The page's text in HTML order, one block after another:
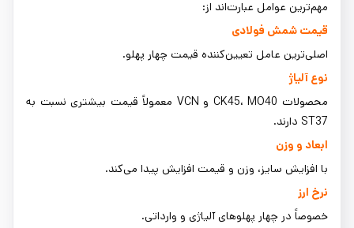
مهم‌ترین عوامل عبارت‌اند از:
قیمت شمش فولادی
اصلی‌ترین عامل تعیین‌کننده قیمت چهار پهلو.
نوع آلیاژ
محصولات CK45، MO40 و VCN معمولاً قیمت بیشتری نسبت به
ST37 دارند.
ابعاد و وزن
با افزایش سایز، وزن و قیمت افزایش پیدا می‌کند.
نرخ ارز
خصوصاً در چهار پهلوهای آلیاژی و وارداتی.